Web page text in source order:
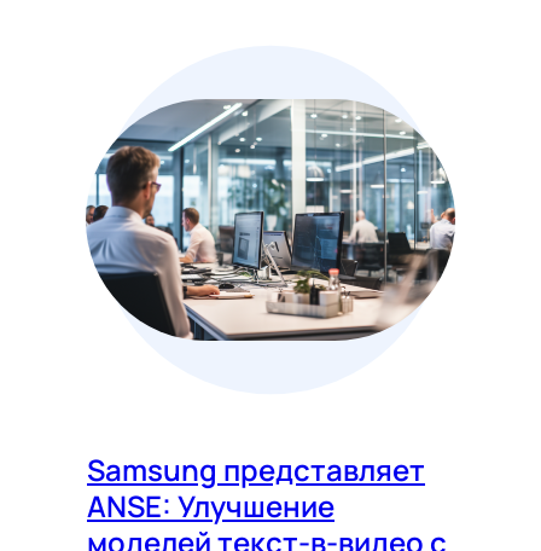
Samsung представляет
ANSE: Улучшение
моделей текст-в-видео с